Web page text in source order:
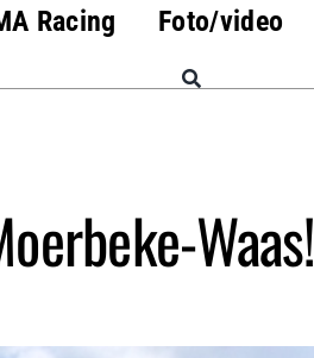
Racing Foto/video
Waas!